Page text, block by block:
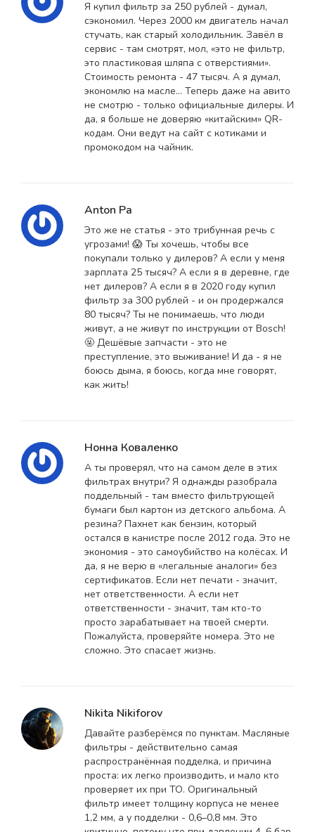
Я купил фильтр за 250 рублей - думал,
сэкономил. Через 2000 км двигатель начал
стучать, как старый холодильник. Завёл в
сервис - там смотрят, мол, «это не фильтр,
это пластиковая шляпа с отверстиями».
Стоимость ремонта - 47 тысяч. А я думал,
экономлю на масле... Теперь даже на авито
не смотрю - только официальные дилеры. И
да, я больше не доверяю «китайским» QR-
кодам. Они ведут на сайт с котиками и
промокодом на чайник.
Anton Pa
Это же не статья - это трибунная речь с
угрозами! 😱 Ты хочешь, чтобы все
покупали только у дилеров? А если у меня
зарплата 25 тысяч? А если я в деревне, где
нет дилеров? А если я в 2020 году купил
фильтр за 300 рублей - и он продержался
80 тысяч? Ты не понимаешь, что люди
живут, а не живут по инструкции от Bosch!
🤬 Дешёвые запчасти - это не
преступление, это выживание! И да - я не
боюсь дыма, я боюсь, когда мне говорят,
как жить!
Нонна Коваленко
А ты проверял, что на самом деле в этих
фильтрах внутри? Я однажды разобрала
поддельный - там вместо фильтрующей
бумаги был картон из детского альбома. А
резина? Пахнет как бензин, который
остался в канистре после 2012 года. Это не
экономия - это самоубийство на колёсах. И
да, я не верю в «легальные аналоги» без
сертификатов. Если нет печати - значит,
нет ответственности. А если нет
ответственности - значит, там кто-то
просто зарабатывает на твоей смерти.
Пожалуйста, проверяйте номера. Это не
сложно. Это спасает жизнь.
Nikita Nikiforov
Давайте разберёмся по пунктам. Масляные
фильтры - действительно самая
распространённая подделка, и причина
проста: их легко производить, и мало кто
проверяет их при ТО. Оригинальный
фильтр имеет толщину корпуса не менее
1,2 мм, а у подделки - 0,6–0,8 мм. Это